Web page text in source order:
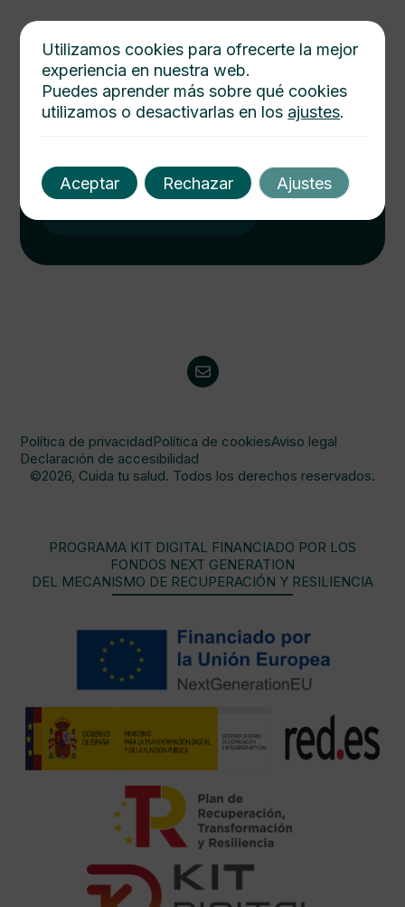
Cuida tu salud hoy
consejos médicos. Salud integral al alcance de un
click. Consulta y protege a tu familia.
Política de privacidadPolítica de cookiesAviso legal
Declaración de accesibilidad
©2026, Cuida tu salud. Todos los derechos reservados.
PROGRAMA KIT DIGITAL FINANCIADO POR LOS
FONDOS NEXT GENERATION
DEL MECANISMO DE RECUPERACIÓN Y RESILIENCIA
Utilizamos cookies para ofrecerte la mejor
experiencia en nuestra web.
Puedes aprender más sobre qué cookies
utilizamos o desactivarlas en los ajustes.
Aceptar Rechazar Ajustes